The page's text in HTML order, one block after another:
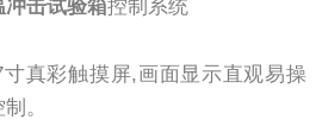
冲击试验箱控制系统
真彩触摸屏,画面显示直观易操
。